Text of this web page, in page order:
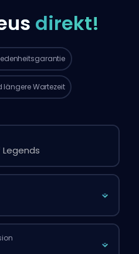
direkt!
wird automatisch
länger sein als bei einer
über die Website.
längere Wartezeit